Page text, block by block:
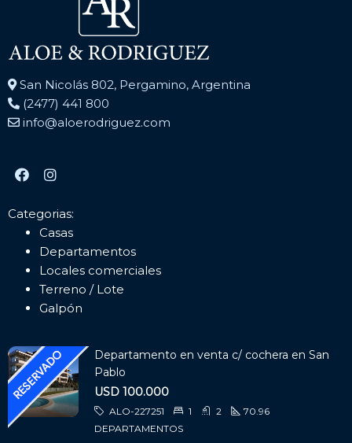
San Nicolás 802, Pergamino, Argentina
(2477) 441 800
info@aloerodriguez.com
Categorias:
Casas
Departamentos
Locales comerciales
Terreno / Lote
Galpón
Departamento en venta c/ cochera en San
Pablo
USD 100.000
ALO-227251 1 2
70.96
DEPARTAMENTOS